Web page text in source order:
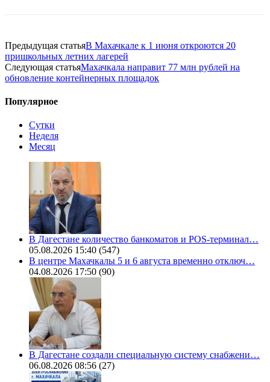
Предыдущая статьяВ Махачкале к 1 июня откроются 20
пришкольных летних лагерей
Следующая статьяМахачкала направит 77 млн рублей на
обновление контейнерных площадок
Популярное
Сутки
Неделя
Месяц
В Дагестане количество банкоматов и POS-терминал…
05.08.2026 15:40 (547)
В центре Махачкалы 5 и 6 августа временно отключ…
04.08.2026 17:50 (90)
В Дагестане создали специальную систему снабжени…
06.08.2026 08:56 (27)